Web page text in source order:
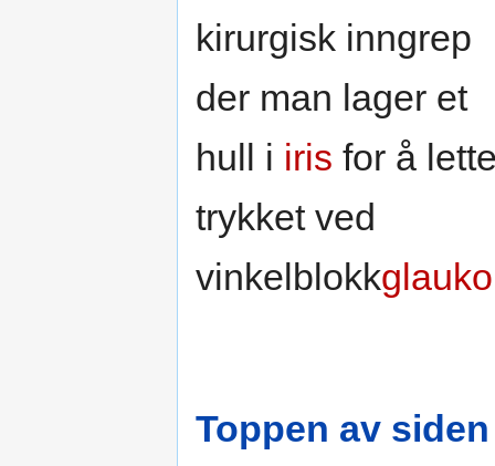
kirurgisk inngrep
der man lager et
hull i iris for å
trykket ved
vinkelblokk
Toppen av siden